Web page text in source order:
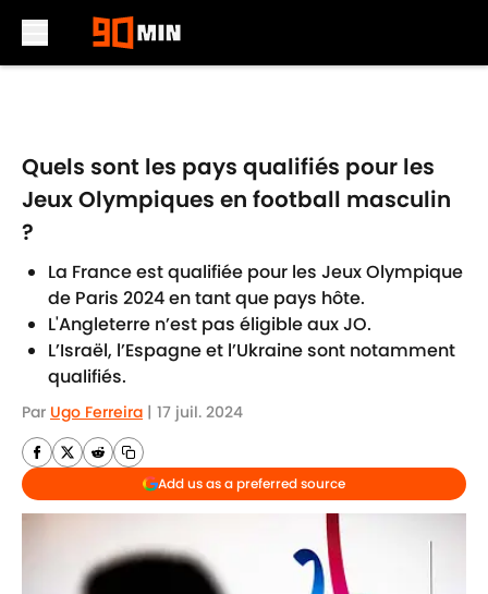
Quels sont les pays qualifiés pour les
Jeux Olympiques en football masculin
?
La France est qualifiée pour les Jeux Olympique
de Paris 2024 en tant que pays hôte.
L'Angleterre n’est pas éligible aux JO.
L’Israël, l’Espagne et l’Ukraine sont notamment
qualifiés.
Par Ugo Ferreira | 17 juil. 2024
Add us as a preferred source